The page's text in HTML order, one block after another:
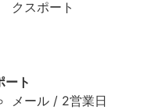
クスポート
ート
メール / 2営業日